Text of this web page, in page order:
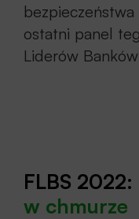
bezpieczeństwa
ostatni panel
Liderów
FLBS 2022:
w chmurze